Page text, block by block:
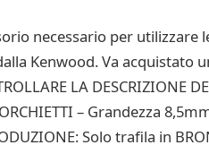
necessario per utilizzare
Kenwood. Va acquistato
LA DESCRIZIONE
– Grandezza
Solo trafila in